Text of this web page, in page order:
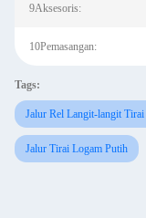
9Aksesoris:
10Pemasangan:
Tags:
Jalur Rel Langit-langit
Jalur Tirai Logam Putih